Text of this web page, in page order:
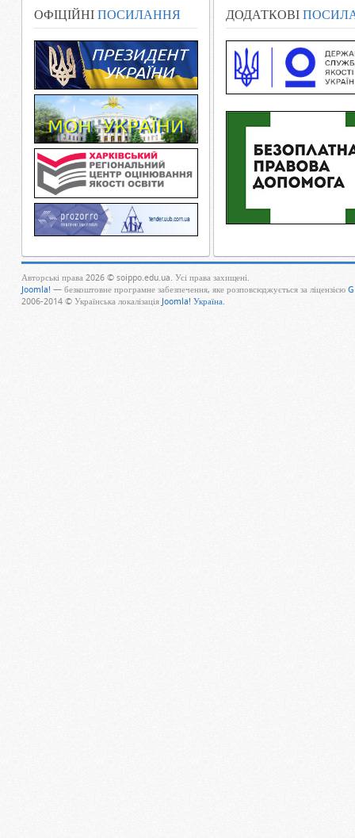
ОФІЦІЙНІ ПОСИЛАННЯ ДОДАТКОВІ
Авторські права 2026 © soippo.edu.ua. Усі права захищені.
Joomla! — безкоштовне програмне забезпечення, яке розповсюджується за ліцензією
2006-2014 © Українська локалізація Joomla! Україна.